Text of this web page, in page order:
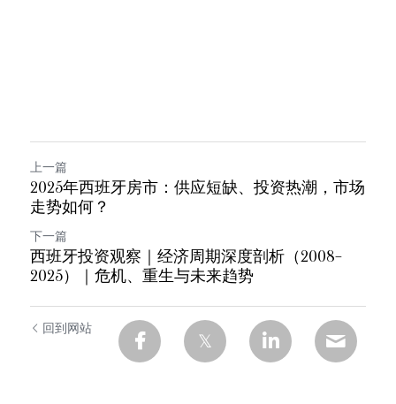
上一篇
2025年西班牙房市：供应短缺、投资热潮，市场
走势如何？
下一篇
西班牙投资观察｜经济周期深度剖析（2008–
2025）｜危机、重生与未来趋势
回到网站